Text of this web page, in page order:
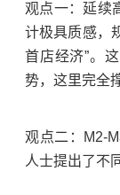
观点一：延续
计极具质感，
首店经济”。
势，这里完全
观点二：M2-
人士提出了不